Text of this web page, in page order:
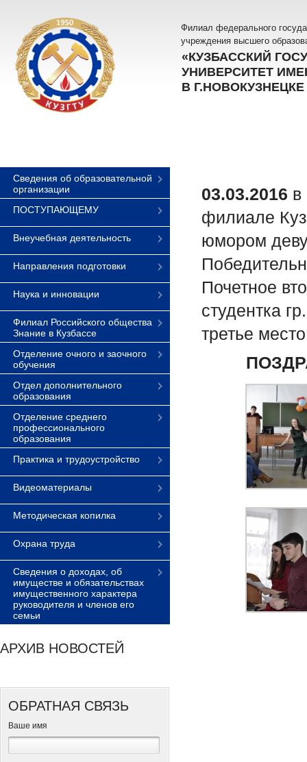
Филиал федерального
учреждения высшего
«КУЗБАССКИЙ
УНИВЕРСИТЕТ
В Г.НОВОКУЗНЕЦКЕ
Сведения об образовательной
организации
ПОСТУПАЮЩЕМУ
Внеучебная деятельность
Направления подготовки
Наука и инновации
Филиал Российского общества
Знание в Кузбассе
Отделение очного и заочного
обучения
Отдел дополнительного
образования
Отделение среднего
профессионального
образования
Практика и трудоустройство
Видеоматериалы
Методическая копилка
Охрана труда
Сведения о доходах, об
имуществе и обязательствах
имущественного характера
руководителя и членов его
семьи
АРХИВ НОВОСТЕЙ
ОБРАТНАЯ СВЯЗЬ
Ваше имя
03.03.2016 в
филиале
юмором
Почетное
студентка
третье